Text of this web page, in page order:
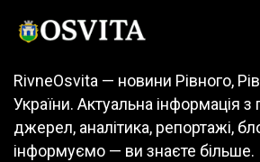
RivneOsvita — новини Рівного,
України. Актуальна інформація
джерел, аналітика, репортажі,
інформуємо — ви знаєте більше.